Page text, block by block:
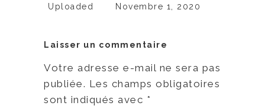
Uploaded Novembre 1, 2020
Laisser un commentaire
Votre adresse e-mail ne sera pas
publiée. Les champs obligatoires
sont indiqués avec *